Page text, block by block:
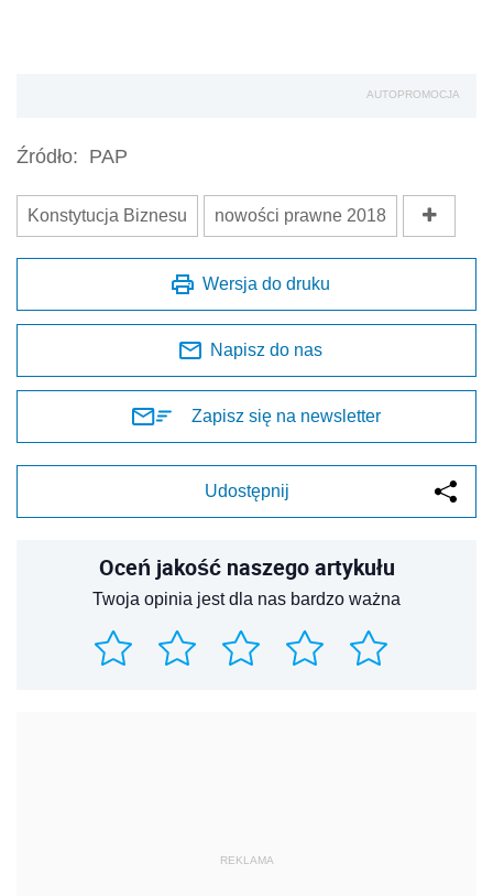
AUTOPROMOCJA
Źródło: PAP
Konstytucja Biznesu nowości prawne 2018
Wersja do druku
Napisz do nas
Zapisz się na newsletter
Udostępnij
Oceń jakość naszego artykułu
Twoja opinia jest dla nas bardzo ważna
REKLAMA